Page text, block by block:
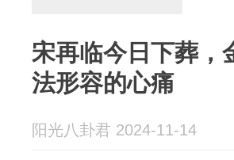
宋再临今日下葬，
法形容的心痛
阳光八卦君 2024-11-14